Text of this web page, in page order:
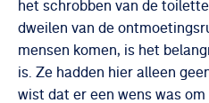
het schrobben van de
dweilen van de
mensen komen, is het
is. Ze hadden hier alleen
wist dat er een wens was om